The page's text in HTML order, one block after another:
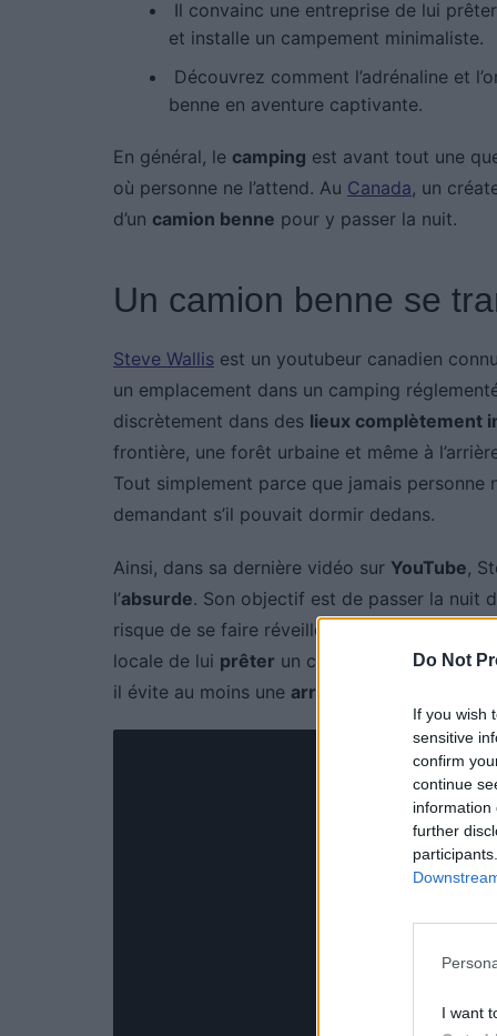
Do Not
If you wish
sensitive
confirm
continue
information
further
I want
Il convainc une entreprise de lui
et installe un campement minimaliste.
Découvrez comment l’adrénaline et
benne en aventure captivante.
En général, le camping est avant tout une
où personne ne l’attend. Au Canada, un
d’un camion benne pour y passer la nuit.
Un camion benne se
Steve Wallis est un youtubeur canadien
un emplacement dans un camping
discrètement dans des lieux complètement
frontière, une forêt urbaine et même à
Tout simplement parce que jamais personne
demandant s’il pouvait dormir dedans.
Ainsi, dans sa dernière vidéo sur YouTube,
l’absurde. Son objectif est de passer la nuit
risque de se faire réveiller brutalement par
locale de lui prêter un camion pour la nuit.
il évite au moins une arrestation